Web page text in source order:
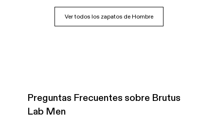
Ver todos los zapatos de Hombre
Preguntas Frecuentes sobre Brutus
Lab Men